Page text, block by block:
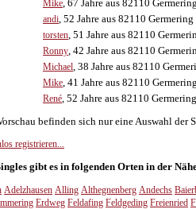
Mike, 67 Jahre aus 82110
andi, 52 Jahre aus 82110 Germering
torsten, 51 Jahre aus 82110
Ronny, 42 Jahre aus 82110
Michael, 38 Jahre aus 82110
Mike, 41 Jahre aus 82110
René, 52 Jahre aus 82110 Germering
befinden sich nur eine Auswahl der
registrieren...
gibt es in folgenden Orten in der
Adelzhausen Alling Althegnenberg Andechs
Erdweg Feldafing Feldgeding Freienried